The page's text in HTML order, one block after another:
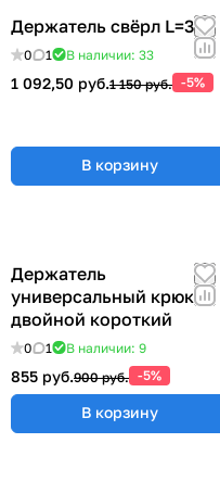
Держатель свёрл L=315
0 1 В наличии: 33
1 092,50 руб.1 150 руб. -5%
В корзину
Держатель
универсальный крюк
двойной короткий
0 1 В наличии: 9
855 руб.900 руб. -5%
В корзину